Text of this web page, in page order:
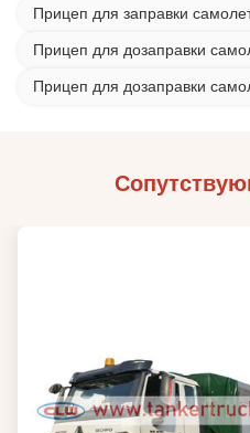
Прицеп для заправки
Прицеп для дозаправки
Прицеп для дозаправки